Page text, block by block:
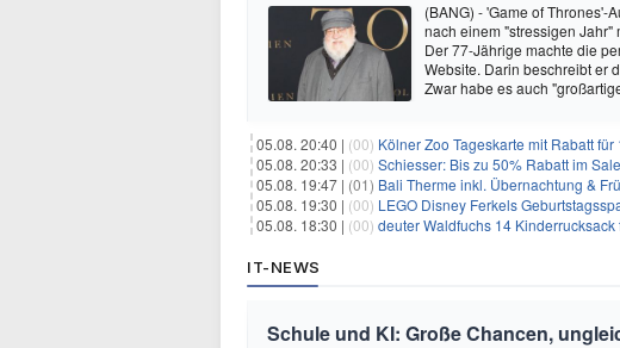
(BANG) - 'Game of Thrones'-
nach einem "stressigen Jahr"
Der 77-Jährige machte die
Website. Darin beschreibt er
Zwar habe es auch
05.08. 20:40 | (00) Kölner Zoo Tageskarte mit Rabatt
05.08. 20:33 | (00) Schiesser: Bis zu 50% Rabatt im
05.08. 19:47 | (01) Bali Therme inkl. Übernachtung &
05.08. 19:30 | (00) LEGO Disney Ferkels
05.08. 18:30 | (00) deuter Waldfuchs 14
IT-NEWS
Schule und KI: Große Chancen,